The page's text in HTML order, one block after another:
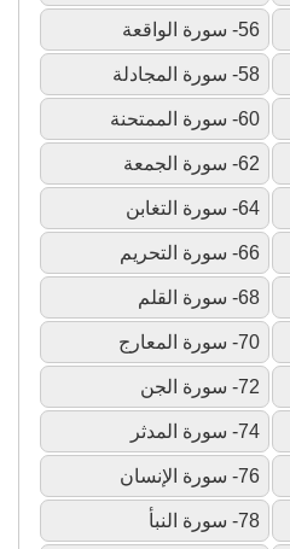
56- سورة الواقعة
58- سورة المجادلة
60- سورة الممتحنة
62- سورة الجمعة
64- سورة التغابن
66- سورة التحريم
68- سورة القلم
70- سورة المعارج
72- سورة الجن
74- سورة المدثر
76- سورة الإنسان
78- سورة النبأ